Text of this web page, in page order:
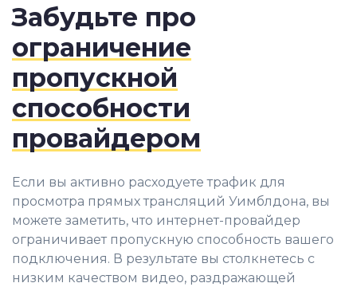
Забудьте про
ограничение
пропускной
способности
провайдером
Если вы активно расходуете трафик для
просмотра прямых трансляций Уимблдона, вы
можете заметить, что интернет-провайдер
ограничивает пропускную способность вашего
подключения. В результате вы столкнетесь с
низким качеством видео, раздражающей